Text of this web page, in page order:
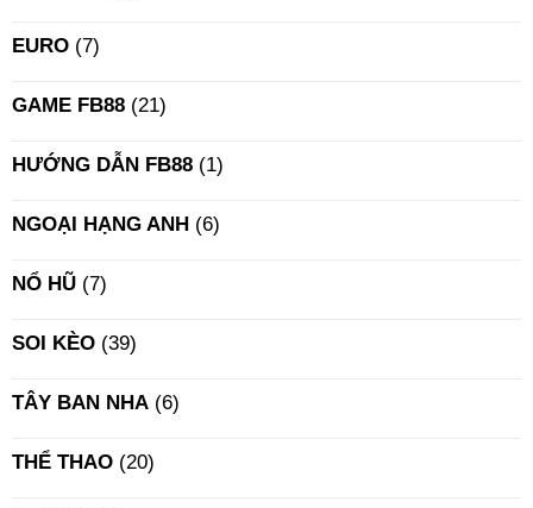
EURO (7)
GAME FB88 (21)
HƯỚNG DẪN FB88 (1)
NGOẠI HẠNG ANH (6)
NỔ HŨ (7)
SOI KÈO (39)
TÂY BAN NHA (6)
THỂ THAO (20)